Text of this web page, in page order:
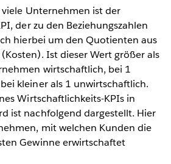
Unternehmen ist der
der zu den Beziehungszahlen
hierbei um den Quotienten aus
Ist dieser Wert größer als
wirtschaftlich, bei 1
kleiner als 1 unwirtschaftlich.
Wirtschaftlichkeits-KPIs in
ist nachfolgend dargestellt. Hier
mit welchen Kunden die
Gewinne erwirtschaftet